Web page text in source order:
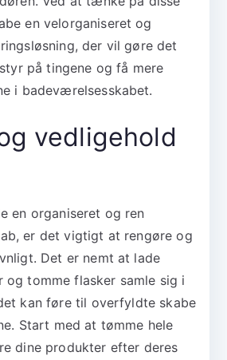
en velorganiseret og
der vil gøre det
på tingene og få mere
i badeværelsesskabet.
vedligehold
en organiseret og ren
er det vigtigt at rengøre og
Det er nemt at lade
og tomme flasker samle sig i
kan føre til overfyldte skabe
Start med at tømme hele
dine produkter efter deres